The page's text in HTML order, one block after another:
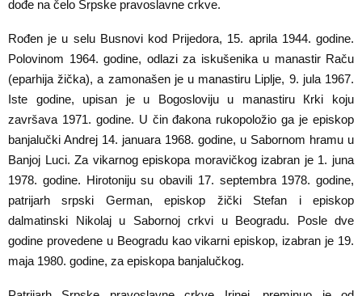
dođe na čelo Srpske pravoslavne crkve.
Rođen je u selu Busnovi kod Prijedora, 15. aprila 1944. godine.
Polovinom 1964. godine, odlazi za iskušenika u manastir Raču
(eparhija žička), a zamonašen je u manastiru Liplje, 9. jula 1967.
Iste godine, upisan je u Bogosloviju u manastiru Кrki koju
završava 1971. godine. U čin đakona rukopoložio ga je episkop
banjalučki Andrej 14. januara 1968. godine, u Sabornom hramu u
Banjoj Luci. Za vikarnog episkopa moravičkog izabran je 1. juna
1978. godine. Hirotoniju su obavili 17. septembra 1978. godine,
patrijarh srpski German, episkop žički Stefan i episkop
dalmatinski Nikolaj u Sabornoj crkvi u Beogradu. Posle dve
godine provedene u Beogradu kao vikarni episkop, izabran je 19.
maja 1980. godine, za episkopa banjalučkog.